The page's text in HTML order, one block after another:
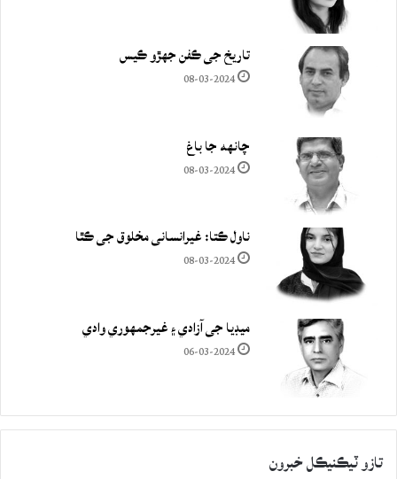
تاريخ جي ڪفن جھڙو ڪيس
08-03-2024
چانهه جا باغ
08-03-2024
ناول ڪتا: غيرانساني مخلوق جي ڪٿا
08-03-2024
ميڊيا جي آزادي ۽ غيرجمھوري وادي
06-03-2024
تازو ٽيڪنيڪل خبرون